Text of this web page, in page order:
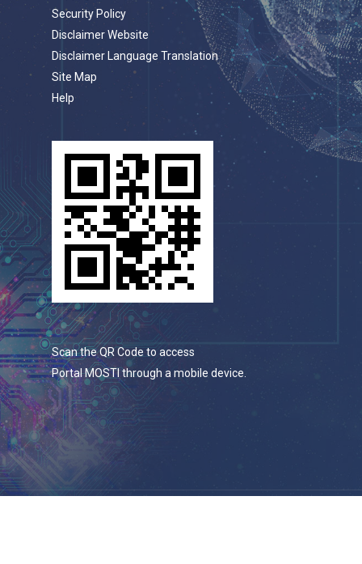
Security Policy
Disclaimer Website
Disclaimer Language Translation
Site Map
Help
Scan the QR Code to access
Portal MOSTI through a mobile device.